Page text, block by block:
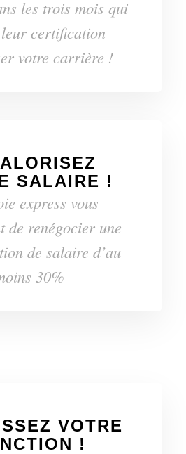
les trois mois qui
certification
votre carrière !
SALAIRE !
express vous
de renégocier une
de salaire d’au
30%
VOTRE
!